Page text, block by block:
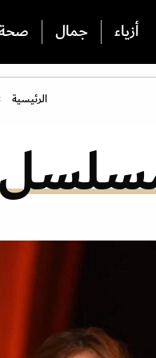
أزياء جمال
الرئيسية